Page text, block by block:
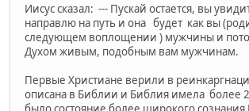
Иисус сказал: --- Пускай остается, вы
направлю на путь и она будет как вы
следующем воплощении ) мужчины и
Духом живым, подобным вам мужчинам.
Первые Христиане верили в
описана в Библии и Библия имела более